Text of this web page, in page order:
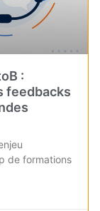
:
feedbacks
de formations